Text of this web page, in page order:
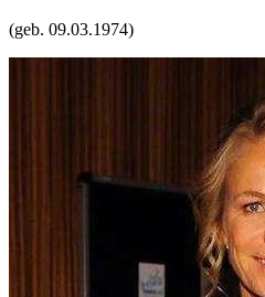
(geb. 09.03.1974)